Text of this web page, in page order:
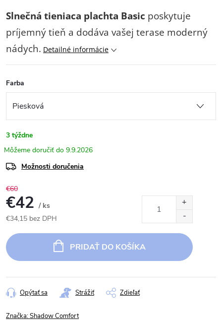
Slnečná tieniaca plachta Basic poskytuje
príjemný tieň a dodáva vašej terase moderný
nádych. Detailné informácie
Farba
3 týždne
9.9.2026
Možnosti doručenia
€60
€42 / ks
€34,15 bez DPH
cena:
PRIDAŤ DO KOŠÍKA
Opýtať sa Strážiť Zdieľať
Značka:Shadow Comfort